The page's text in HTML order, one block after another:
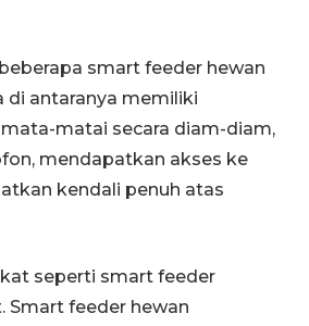
smart feeder hewan
di antaranya memiliki
matai secara diam-diam,
mendapatkan akses ke
kendali penuh atas
seperti smart feeder
Smart feeder hewan